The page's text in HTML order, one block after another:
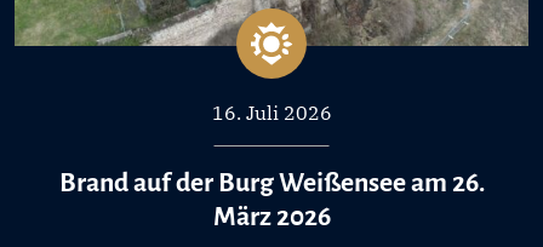
16. Juli 2026
Brand auf der Burg Weißensee am 26.
März 2026